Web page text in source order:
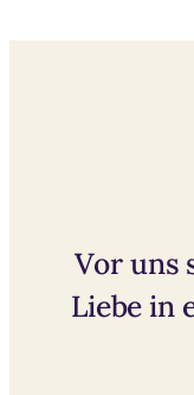
Vor uns
Liebe in